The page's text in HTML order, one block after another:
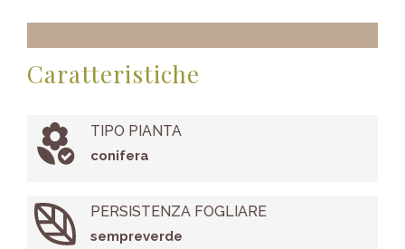
Caratteristiche
TIPO PIANTA
conifera
PERSISTENZA FOGLIARE
sempreverde